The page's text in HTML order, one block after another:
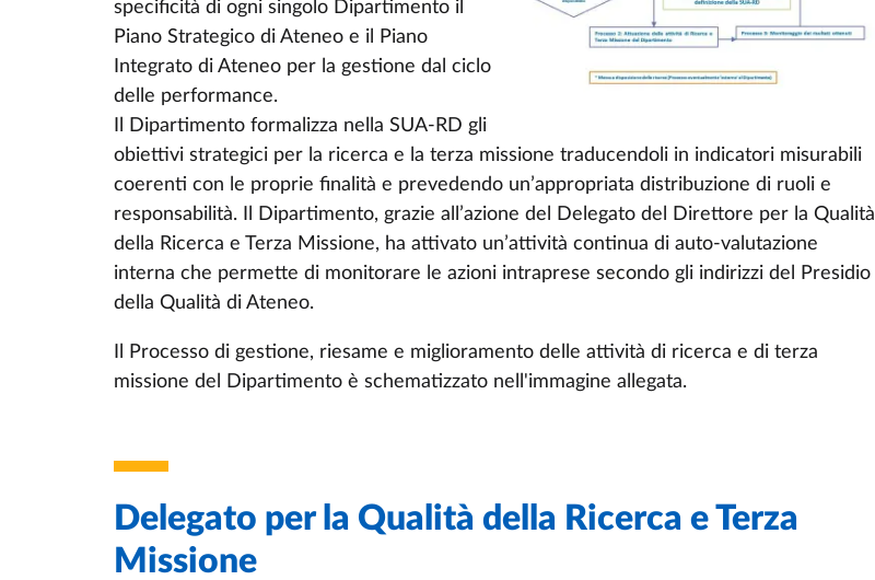
specificità di ogni singolo Dipartimento il
Piano Strategico di Ateneo e il Piano
Integrato di Ateneo per la gestione dal ciclo
delle performance.
Il Dipartimento formalizza nella SUA-RD gli
obiettivi strategici per la ricerca e la terza missione traducendoli in indicatori misurabili
coerenti con le proprie finalità e prevedendo un’appropriata distribuzione di ruoli e
responsabilità. Il Dipartimento, grazie all’azione del Delegato del Direttore per la Qualità
della Ricerca e Terza Missione, ha attivato un’attività continua di auto-valutazione
interna che permette di monitorare le azioni intraprese secondo gli indirizzi del Presidio
della Qualità di Ateneo.
Il Processo di gestione, riesame e miglioramento delle attività di ricerca e di terza
missione del Dipartimento è schematizzato nell'immagine allegata.
Delegato per la Qualità della Ricerca e Terza
Missione